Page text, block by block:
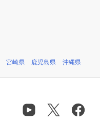
宮崎県 鹿児島県 沖縄県